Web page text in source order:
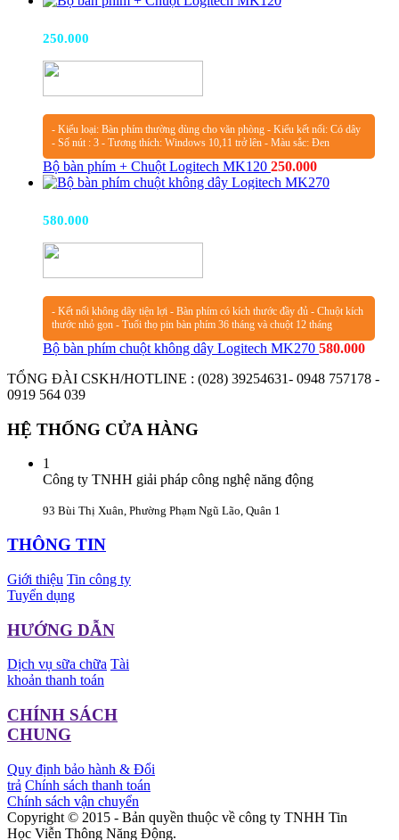
Bộ bàn phím + Chuột Logitech MK120
250.000
- Kiểu loại: Bàn phím thường dùng cho văn phòng - Kiểu kết nối: Có dây
- Số nút : 3 - Tương thích: Windows 10,11 trở lên - Màu sắc: Đen
Bộ bàn phím + Chuột Logitech MK120 250.000
Bộ bàn phím chuột không dây Logitech MK270
580.000
- Kết nối không dây tiện lợi - Bàn phím có kích thước đầy đủ - Chuột kích
thước nhỏ gọn - Tuổi thọ pin bàn phím 36 tháng và chuột 12 tháng
Bộ bàn phím chuột không dây Logitech MK270 580.000
TỔNG ĐÀI CSKH/HOTLINE : (028) 39254631- 0948 757178 -
0919 564 039
HỆ THỐNG CỬA HÀNG
1
Công ty TNHH giải pháp công nghệ năng động
93 Bùi Thị Xuân, Phường Phạm Ngũ Lão, Quân 1
THÔNG TIN
Giới thiệu Tin công ty
Tuyển dụng
HƯỚNG DẪN
Dịch vụ sữa chữa Tài
khoản thanh toán
CHÍNH SÁCH
CHUNG
Quy định bảo hành & Đổi
trả Chính sách thanh toán
Chính sách vận chuyển
Copyright © 2015 - Bản quyền thuộc về công ty TNHH Tin
Học Viễn Thông Năng Động.